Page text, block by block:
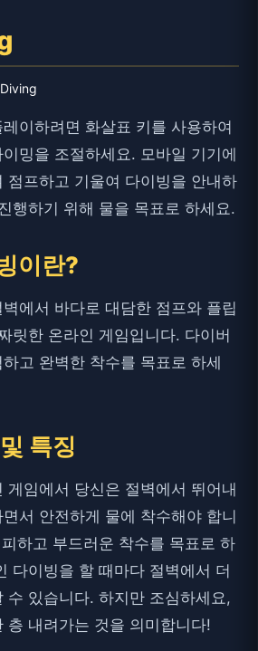
이하려면 화살표 키를 사용하여
밍을 조절하세요. 모바일 기기에
점프하고 기울여 다이빙을 안내하
행하기 위해 물을 목표로 하세요.
이란?
에서 바다로 대담한 점프와 플립
릿한 온라인 게임입니다. 다이버
고 완벽한 착수를 목표로 하세
특징
게임에서 당신은 절벽에서 뛰어내
서 안전하게 물에 착수해야 합니
하고 부드러운 착수를 목표로 하
다이빙을 할 때마다 절벽에서 더
수 있습니다. 하지만 조심하세요,
층 내려가는 것을 의미합니다!